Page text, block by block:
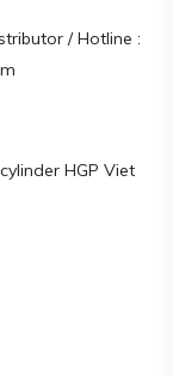
/ Hotline :
HGP Viet